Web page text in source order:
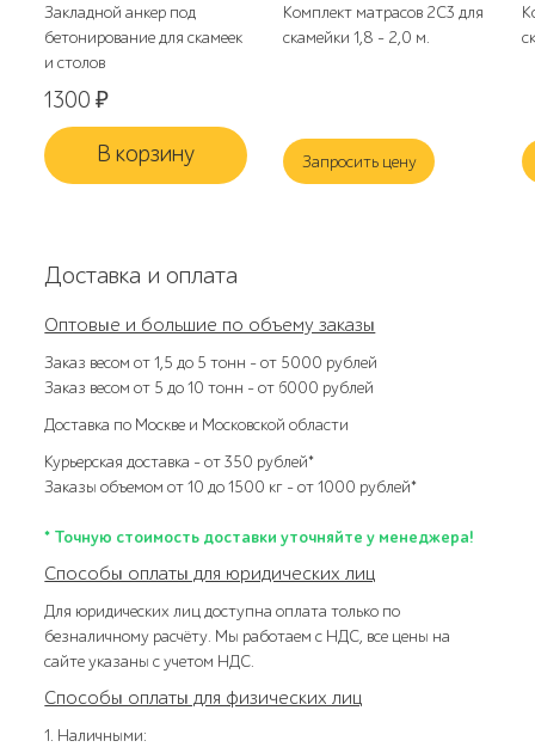
Закладной анкер под
бетонирование для скамеек
и столов
1300₽
В корзину
Комплект матрасов 2С3 для
скамейки 1,8 - 2,0 м.
Запросить цену
Доставка и оплата
Оптовые и большие по объему заказы
Заказ весом от 1,5 до 5 тонн – от 5000 рублей
Заказ весом от 5 до 10 тонн – от 6000 рублей
Доставка по Москве и Московской области
Курьерская доставка – от 350 рублей*
Заказы объемом от 10 до 1500 кг – от 1000 рублей*
* Точную стоимость доставки уточняйте у менеджера!
Способы оплаты для юридических лиц
Для юридических лиц доступна оплата только по
безналичному расчёту. Мы работаем с НДС, все цены на
сайте указаны с учетом НДС.
Способы оплаты для физических лиц
1. Наличными: